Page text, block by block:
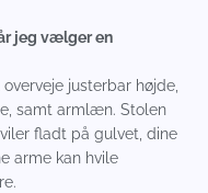
jeg vælger en
justerbar højde,
samt armlæn. Stolen
fladt på gulvet, dine
arme kan hvile